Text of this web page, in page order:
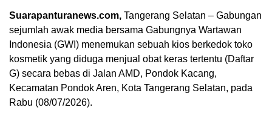
Suarapanturanews.com, Tangerang Selatan – Gabungan
sejumlah awak media bersama Gabungnya Wartawan
Indonesia (GWI) menemukan sebuah kios berkedok toko
kosmetik yang diduga menjual obat keras tertentu (Daftar
G) secara bebas di Jalan AMD, Pondok Kacang,
Kecamatan Pondok Aren, Kota Tangerang Selatan, pada
Rabu (08/07/2026).